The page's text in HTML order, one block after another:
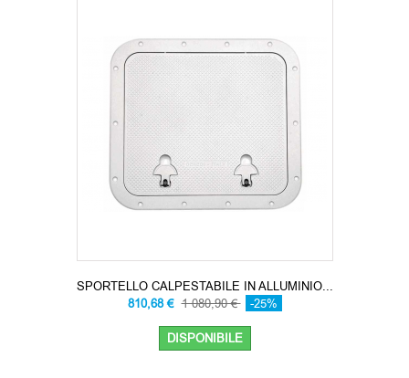
SPORTELLO CALPESTABILE IN ALLUMINIO...
810,68 € 1 080,90 € -25%
DISPONIBILE